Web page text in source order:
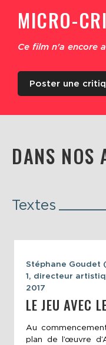
MICRO-
Ce film n'a encore
Poster une
DANS NOS
Textes
Stéphane Goudet
1, directeur
2017
LE JEU AVEC
Au
plan de l’œuvre